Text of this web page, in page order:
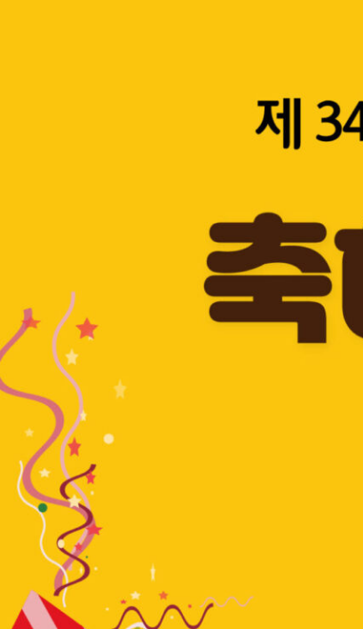
CS CENTER
Menu Menu